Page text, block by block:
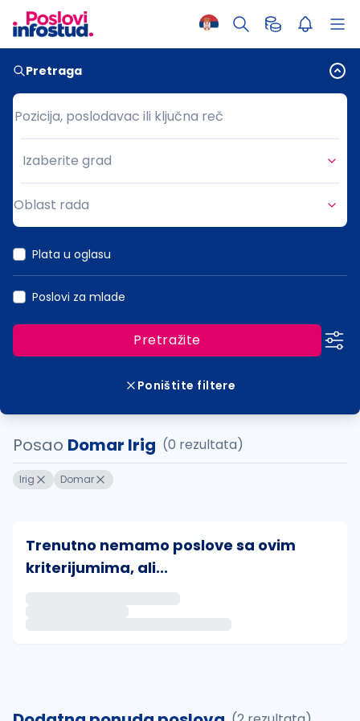
Pretraga
Pozicija, poslodavac ili ključna reč
Pozicija, poslodavac ili ključna reč
Grad
Izaberite grad
Oblast rada
Plata u oglasu
Poslovi za mlade
Pretražite
Poništite filtere
Posao Domar Irig (0 rezultata)
Irig Domar
Trenutno nemamo poslove sa ovim
kriterijumima, ali...